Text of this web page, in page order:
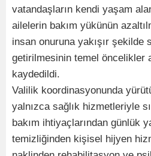
vatandaşların kendi yaşam
ailelerin bakım yükünün
insan onuruna yakışır şekilde
getirilmesinin temel öncelikler
kaydedildi.
Valilik koordinasyonunda
yalnızca sağlık hizmetleriyle
bakım ihtiyaçlarından günlük
temizliğinden kişisel hijyen